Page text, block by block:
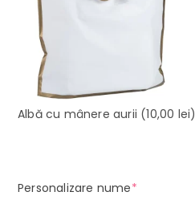
Albă cu mânere aurii (10,00 lei)
Personalizare nume*(required)